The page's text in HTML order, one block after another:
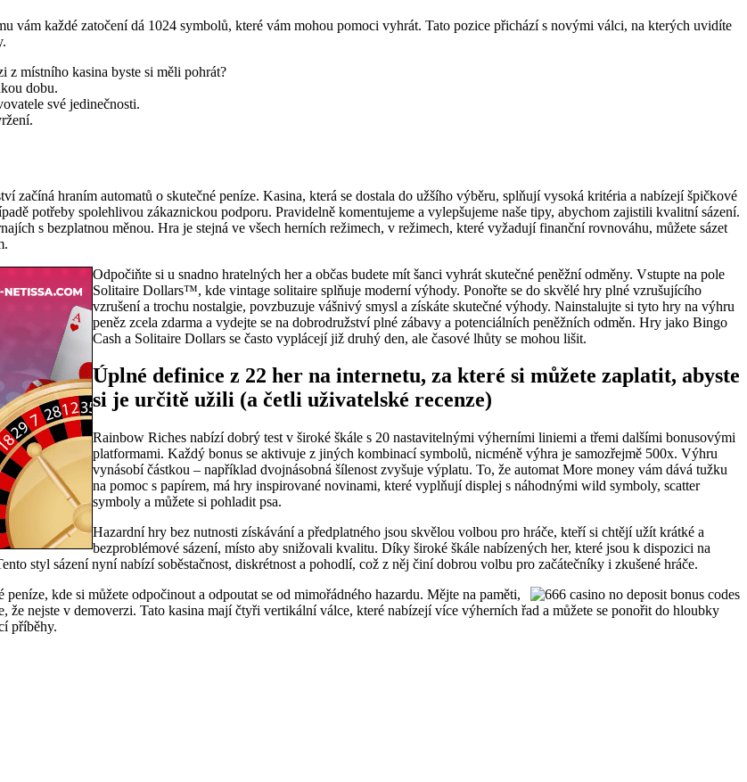
každé zatočení dá 1024 symbolů, které vám mohou pomoci vyhrát. Tato pozice přichází s novými válci, na kterých uvidíte
z místního kasina byste si měli pohrát?
dobu.
své jedinečnosti.
začíná hraním automatů o skutečné peníze. Kasina, která se dostala do užšího výběru, splňují vysoká kritéria a nabízejí špičkové
potřeby spolehlivou zákaznickou podporu. Pravidelně komentujeme a vylepšujeme naše tipy, abychom zajistili kvalitní sázení.
s bezplatnou měnou. Hra je stejná ve všech herních režimech, v režimech, které vyžadují finanční rovnováhu, můžete sázet
Odpočiňte si u snadno hratelných her a občas budete mít šanci vyhrát skutečné peněžní odměny. Vstupte na pole
Solitaire Dollars™, kde vintage solitaire splňuje moderní výhody. Ponořte se do skvělé hry plné vzrušujícího
vzrušení a trochu nostalgie, povzbuzuje vášnivý smysl a získáte skutečné výhody. Nainstalujte si tyto hry na výhru
peněz zcela zdarma a vydejte se na dobrodružství plné zábavy a potenciálních peněžních odměn. Hry jako Bingo
Cash a Solitaire Dollars se často vyplácejí již druhý den, ale časové lhůty se mohou lišit.
Úplné definice z 22 her na internetu, za které si můžete zaplatit, abyste
si je určitě užili (a četli uživatelské recenze)
Rainbow Riches nabízí dobrý test v široké škále s 20 nastavitelnými výherními liniemi a třemi dalšími bonusovými
platformami. Každý bonus se aktivuje z jiných kombinací symbolů, nicméně výhra je samozřejmě 500x. Výhru
vynásobí částkou – například dvojnásobná šílenost zvyšuje výplatu. To, že automat More money vám dává tužku
na pomoc s papírem, má hry inspirované novinami, které vyplňují displej s náhodnými wild symboly, scatter
symboly a můžete si pohladit psa.
Hazardní hry bez nutnosti získávání a předplatného jsou skvělou volbou pro hráče, kteří si chtějí užít krátké a
bezproblémové sázení, místo aby snižovali kvalitu. Díky široké škále nabízených her, které jsou k dispozici na
styl sázení nyní nabízí soběstačnost, diskrétnost a pohodlí, což z něj činí dobrou volbu pro začátečníky i zkušené hráče.
kde si můžete odpočinout a odpoutat se od mimořádného hazardu. Mějte na paměti,
že nejste v demoverzi. Tato kasina mají čtyři vertikální válce, které nabízejí více výherních řad a můžete se ponořit do hloubky
příběhy.